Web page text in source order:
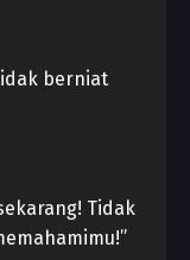
berniat
Tidak